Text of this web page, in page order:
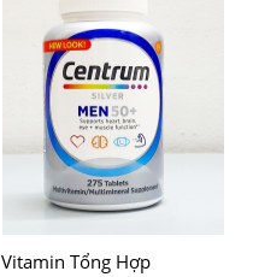
không còn những vết
mụn
Vitamin Tổng Hợp